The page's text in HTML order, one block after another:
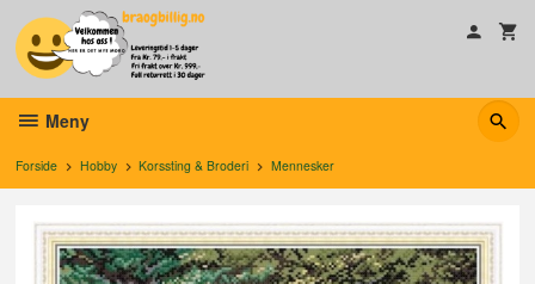
innholdet
Meny
Forside Hobby Korssting & Broderi Mennesker